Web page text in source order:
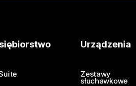
Urządzenia
Zestawy
słuchawkowe